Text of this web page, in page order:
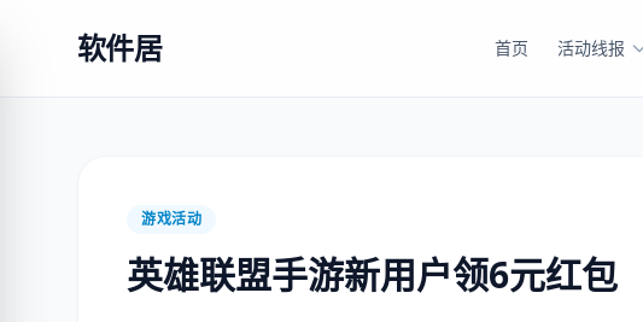
软件居 首页 活动线报
游戏活动
英雄联盟手游新用户领6元红包